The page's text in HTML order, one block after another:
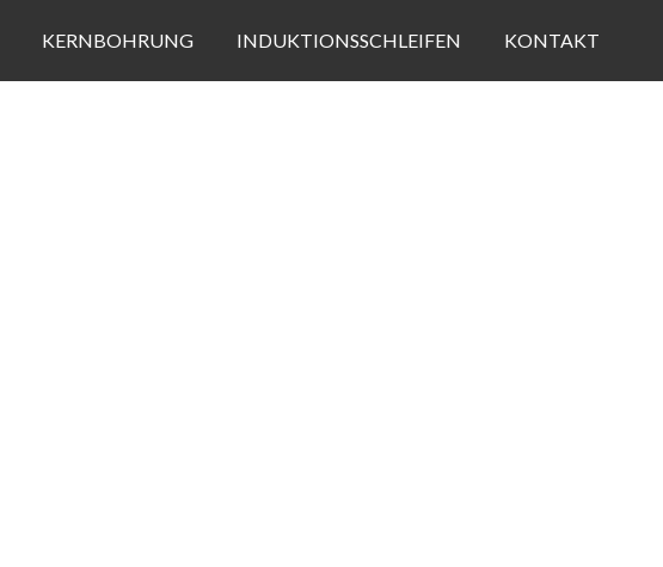
KERNBOHRUNG INDUKTIONSSCHLEIFEN KONTAKT